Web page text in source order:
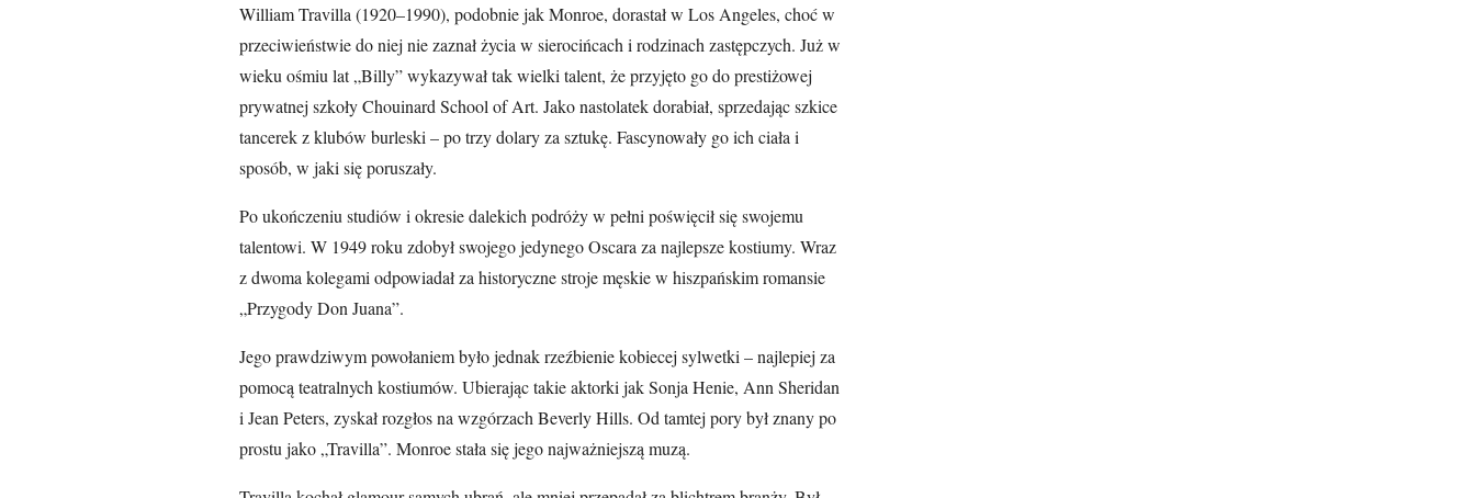
William Travilla (1920–1990), podobnie jak Monroe, dorastał w Los Angeles, choć w
przeciwieństwie do niej nie zaznał życia w sierocińcach i rodzinach zastępczych. Już w
wieku ośmiu lat „Billy” wykazywał tak wielki talent, że przyjęto go do prestiżowej
prywatnej szkoły Chouinard School of Art. Jako nastolatek dorabiał, sprzedając szkice
tancerek z klubów burleski – po trzy dolary za sztukę. Fascynowały go ich ciała i
sposób, w jaki się poruszały.
Po ukończeniu studiów i okresie dalekich podróży w pełni poświęcił się swojemu
talentowi. W 1949 roku zdobył swojego jedynego Oscara za najlepsze kostiumy. Wraz
z dwoma kolegami odpowiadał za historyczne stroje męskie w hiszpańskim romansie
„Przygody Don Juana”.
Jego prawdziwym powołaniem było jednak rzeźbienie kobiecej sylwetki – najlepiej za
pomocą teatralnych kostiumów. Ubierając takie aktorki jak Sonja Henie, Ann Sheridan
i Jean Peters, zyskał rozgłos na wzgórzach Beverly Hills. Od tamtej pory był znany po
prostu jako „Travilla”. Monroe stała się jego najważniejszą muzą.